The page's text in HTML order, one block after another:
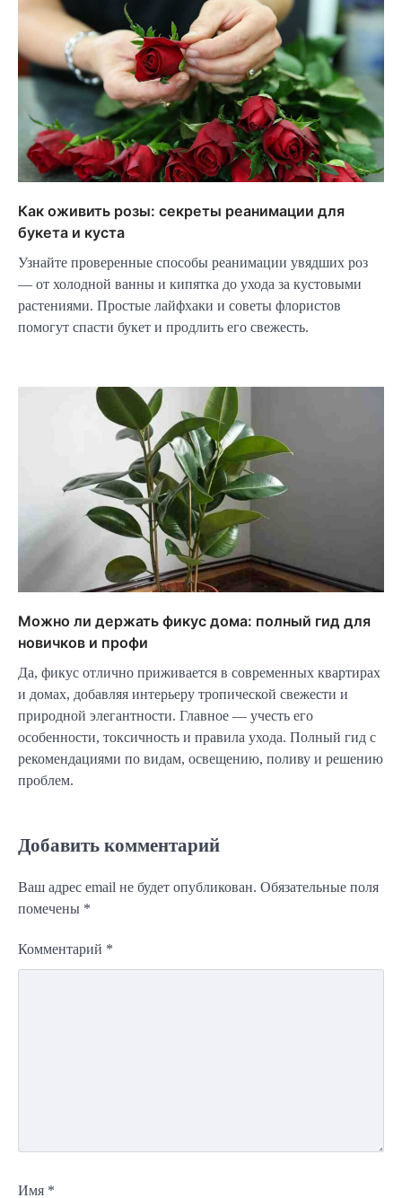
Как оживить розы: секреты реанимации для
букета и куста
Узнайте проверенные способы реанимации увядших роз
— от холодной ванны и кипятка до ухода за кустовыми
растениями. Простые лайфхаки и советы флористов
помогут спасти букет и продлить его свежесть.
Можно ли держать фикус дома: полный гид для
новичков и профи
Да, фикус отлично приживается в современных квартирах
и домах, добавляя интерьеру тропической свежести и
природной элегантности. Главное — учесть его
особенности, токсичность и правила ухода. Полный гид с
рекомендациями по видам, освещению, поливу и решению
проблем.
Добавить комментарий
Ваш адрес email не будет опубликован. Обязательные поля
помечены *
Комментарий *
Имя *